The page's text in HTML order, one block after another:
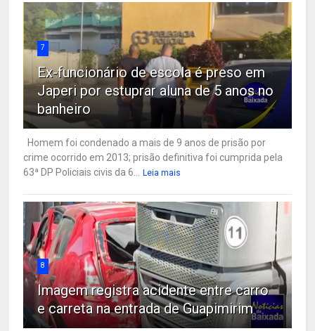
7
Ex-funcionário de escola é preso em
Japeri por estuprar aluna de 5 anos no
banheiro
Homem foi condenado a mais de 9 anos de prisão por
crime ocorrido em 2013; prisão definitiva foi cumprida pela
63ª DP Policiais civis da 6...
Leia mais
8
Imagem registra acidente entre carro
e carreta na entrada de Guapimirim